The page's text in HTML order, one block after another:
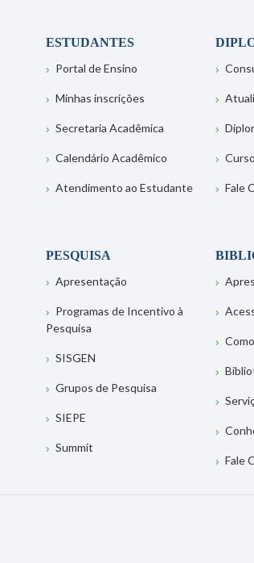
ESTUDANTES
Portal de Ensino
Minhas inscrições
Secretaria Acadêmica
Calendário Acadêmico
Atendimento ao Estudante Fale
PESQUISA
Apresentação
Programas de Incentivo à
Pesquisa
SISGEN
Grupos de Pesquisa
SIEPE
Summit
Fale